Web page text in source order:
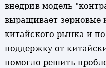
внедрив модель
выращивает зерновые
китайского рынка и
поддержку от
помогло решить